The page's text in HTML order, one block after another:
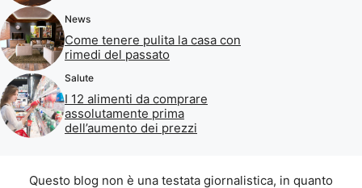
News
Come tenere pulita la casa con
rimedi del passato
Salute
I 12 alimenti da comprare
assolutamente prima
dell’aumento dei prezzi
Questo blog non è una testata giornalistica, in quanto